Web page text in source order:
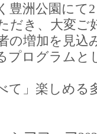
豊洲公園にて
だき、大変
の増加を見込
プログラムと
て」楽しめ